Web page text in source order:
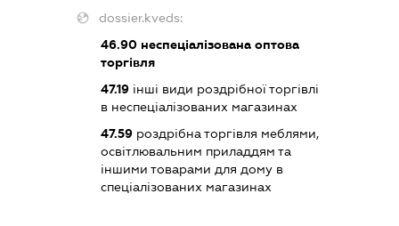
dossier.kveds:
46.90неспеціалізована оптова
торгівля
47.19інші види роздрібної торгівлі
в неспеціалізованих магазинах
47.59роздрібна торгівля меблями,
освітлювальним приладдям та
іншими товарами для дому в
спеціалізованих магазинах